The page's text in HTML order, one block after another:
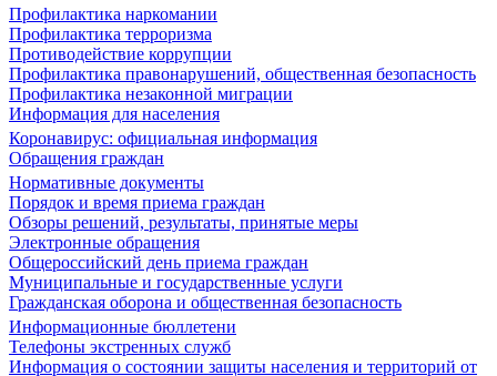
Профилактика наркомании
Профилактика терроризма
Противодействие коррупции
Профилактика правонарушений, общественная безопасность
Профилактика незаконной миграции
Информация для населения
Коронавирус: официальная информация
Обращения граждан
Нормативные документы
Порядок и время приема граждан
Обзоры решений, результаты, принятые меры
Электронные обращения
Общероссийский день приема граждан
Муниципальные и государственные услуги
Гражданская оборона и общественная безопасность
Информационные бюллетени
Телефоны экстренных служб
Информация о состоянии защиты населения и территорий от